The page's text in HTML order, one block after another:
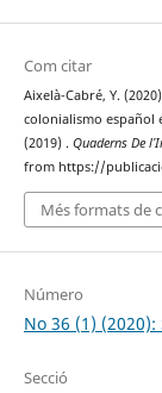
Com citar
Aixelà-Cabré, Y.
colonialismo español
(2019) . Quaderns De
from https://
Més formats de
Número
No 36 (1)
Secció